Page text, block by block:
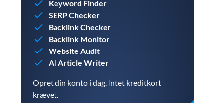
Keyword Finder
SERP Checker
Backlink Checker
Backlink Monitor
Website Audit
AI Article Writer
Opret din konto i dag. Intet kreditkort
krævet.